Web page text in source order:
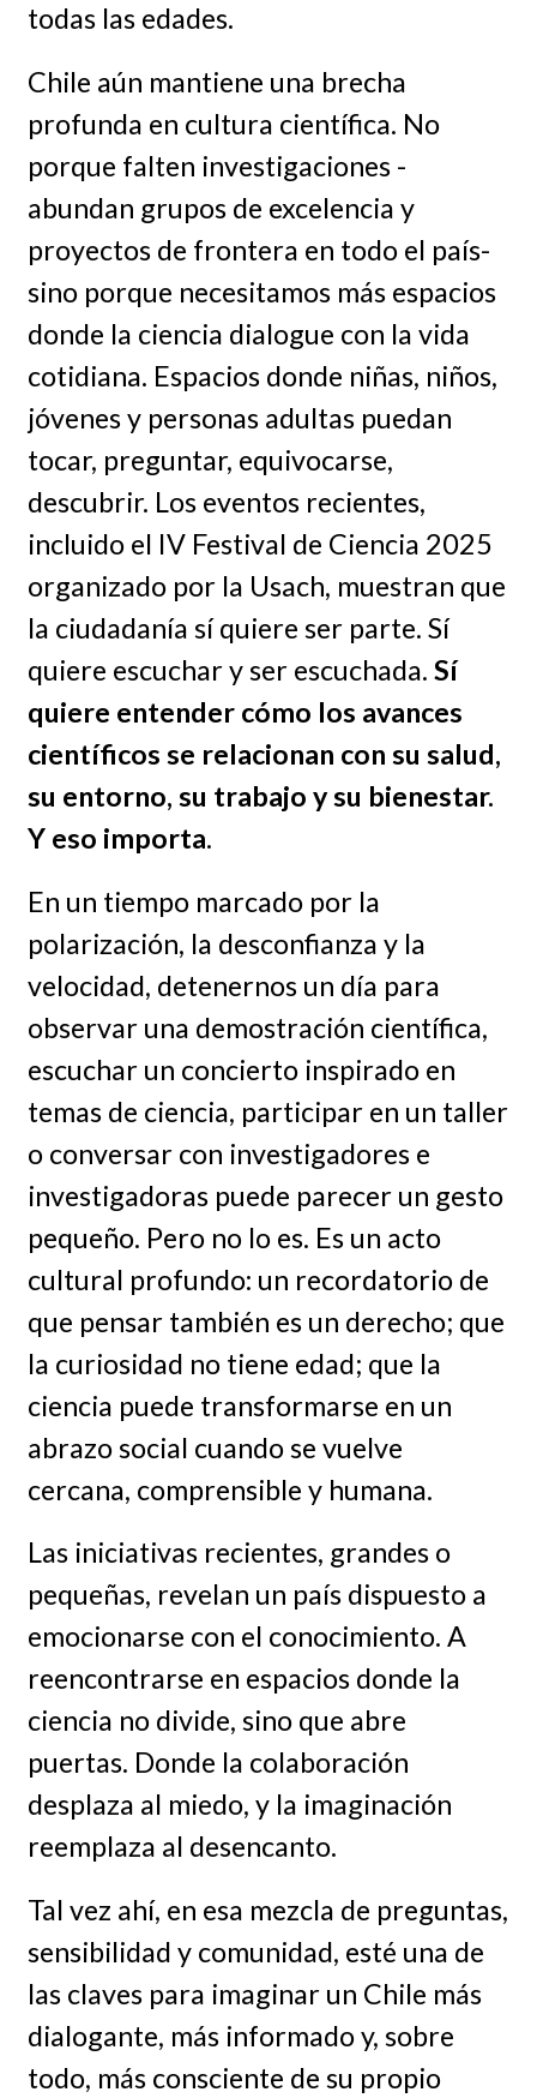
todas las edades.
Chile aún mantiene una brecha
profunda en cultura científica. No
porque falten investigaciones -
abundan grupos de excelencia y
proyectos de frontera en todo el país-
sino porque necesitamos más espacios
donde la ciencia dialogue con la vida
cotidiana. Espacios donde niñas, niños,
jóvenes y personas adultas puedan
tocar, preguntar, equivocarse,
descubrir. Los eventos recientes,
incluido el IV Festival de Ciencia 2025
organizado por la Usach, muestran que
la ciudadanía sí quiere ser parte. Sí
quiere escuchar y ser escuchada. Sí
quiere entender cómo los avances
científicos se relacionan con su salud,
su entorno, su trabajo y su bienestar.
Y eso importa.
En un tiempo marcado por la
polarización, la desconfianza y la
velocidad, detenernos un día para
observar una demostración científica,
escuchar un concierto inspirado en
temas de ciencia, participar en un taller
o conversar con investigadores e
investigadoras puede parecer un gesto
pequeño. Pero no lo es. Es un acto
cultural profundo: un recordatorio de
que pensar también es un derecho; que
la curiosidad no tiene edad; que la
ciencia puede transformarse en un
abrazo social cuando se vuelve
cercana, comprensible y humana.
Las iniciativas recientes, grandes o
pequeñas, revelan un país dispuesto a
emocionarse con el conocimiento. A
reencontrarse en espacios donde la
ciencia no divide, sino que abre
puertas. Donde la colaboración
desplaza al miedo, y la imaginación
reemplaza al desencanto.
Tal vez ahí, en esa mezcla de preguntas,
sensibilidad y comunidad, esté una de
las claves para imaginar un Chile más
dialogante, más informado y, sobre
todo, más consciente de su propio